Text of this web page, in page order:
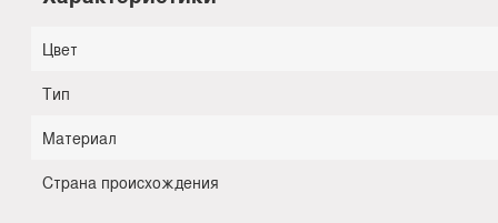
Цвет
Тип
Материал
Страна происхождения